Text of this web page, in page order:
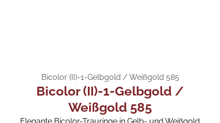
Bicolor (II)-1-Gelbgold / Weißgold 585
Bicolor (II)-1-Gelbgold /
Weißgold 585
Elegante Bicolor-Trauringe in Gelb- und Weißgold